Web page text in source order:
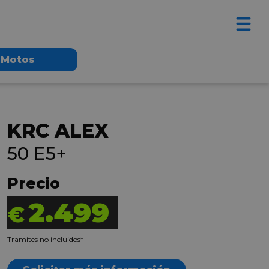
Motos
KRC ALEX
50 E5+
Precio
€2.499
Tramites no incluidos*